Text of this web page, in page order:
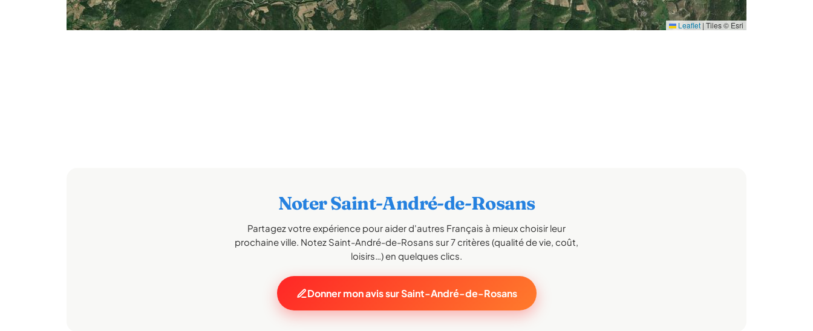
Leaflet | Tiles © Esri
Noter Saint-André-de-Rosans
Partagez votre expérience pour aider d'autres Français à mieux choisir leur
prochaine ville. Notez Saint-André-de-Rosans sur 7 critères (qualité de vie, coût,
loisirs…) en quelques clics.
Donner mon avis sur Saint-André-de-Rosans